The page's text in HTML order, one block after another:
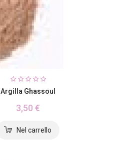
Argilla Ghassoul
3,50 €